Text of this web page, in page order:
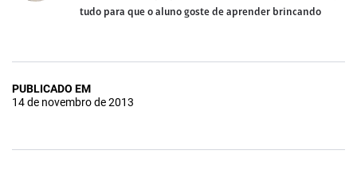
tudo para que o aluno goste de aprender brincando
PUBLICADO EM
14 de novembro de 2013